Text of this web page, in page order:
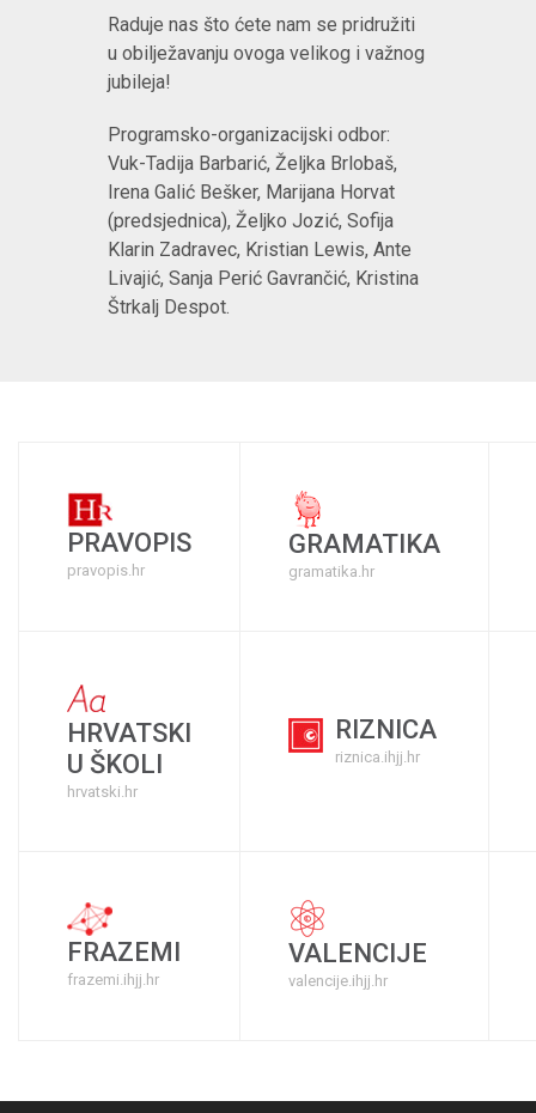
Raduje nas što ćete nam se pridružiti
u obilježavanju ovoga velikog i važnog
jubileja!
Programsko-organizacijski odbor:
Vuk-Tadija Barbarić, Željka Brlobaš,
Irena Galić Bešker, Marijana Horvat
(predsjednica), Željko Jozić, Sofija
Klarin Zadravec, Kristian Lewis, Ante
Livajić, Sanja Perić Gavrančić, Kristina
Štrkalj Despot.
PRAVOPIS
pravopis.hr
GRAMATIKA
gramatika.hr
HRVATSKI
U ŠKOLI
hrvatski.hr
RIZNICA
riznica.ihjj.hr
FRAZEMI
frazemi.ihjj.hr
VALENCIJE
valencije.ihjj.hr